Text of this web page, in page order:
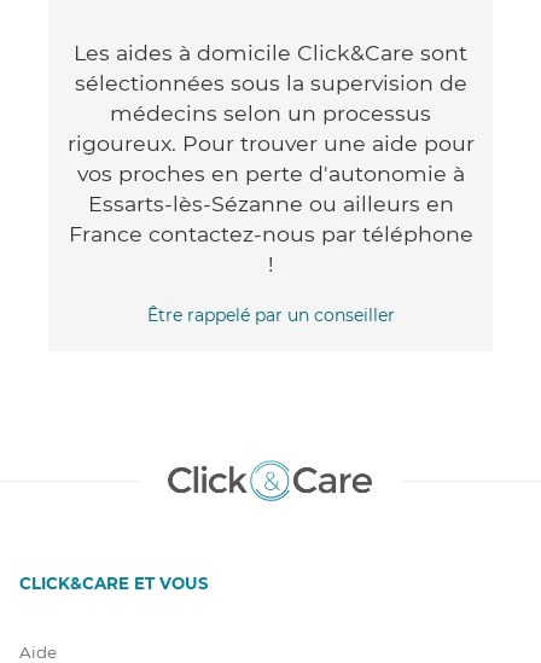
Les aides à domicile Click&Care sont
sélectionnées sous la supervision de
médecins selon un processus
rigoureux. Pour trouver une aide pour
vos proches en perte d'autonomie à
Essarts-lès-Sézanne ou ailleurs en
France contactez-nous par téléphone
!
Être rappelé par un conseiller
CLICK&CARE ET VOUS
Aide